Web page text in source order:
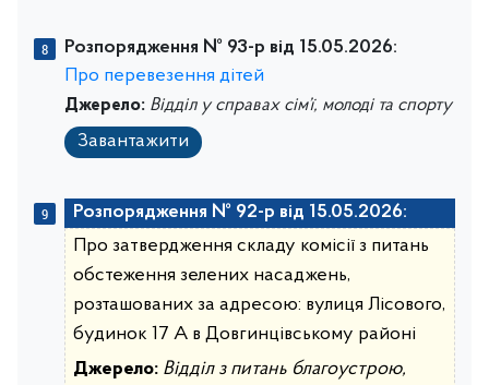
Розпорядження № 93-р від 15.05.2026:
Про перевезення дітей
Джерело: Відділ у справах сім’ї, молоді та спорту
Завантажити
Розпорядження № 92-р від 15.05.2026:
Про затвердження складу комісії з питань
обстеження зелених насаджень,
розташованих за адресою: вулиця Лісового,
будинок 17 А в Довгинцівському районі
Джерело: Відділ з питань благоустрою,